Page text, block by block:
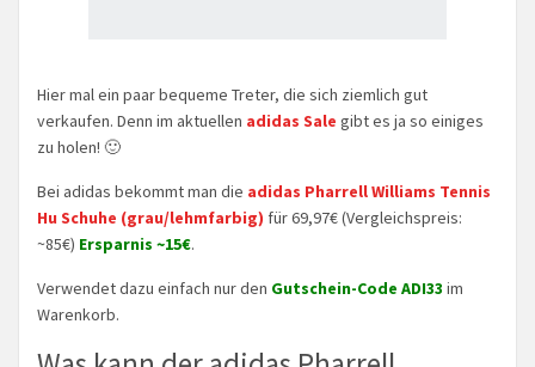
Hier mal ein paar bequeme Treter, die sich ziemlich gut
verkaufen. Denn im aktuellen adidas Sale gibt es ja so einiges
zu holen! 🙂
Bei adidas bekommt man die adidas Pharrell Williams Tennis
Hu Schuhe (grau/lehmfarbig) für 69,97€ (Vergleichspreis:
~85€) Ersparnis ~15€.
Verwendet dazu einfach nur den Gutschein-Code ADI33 im
Warenkorb.